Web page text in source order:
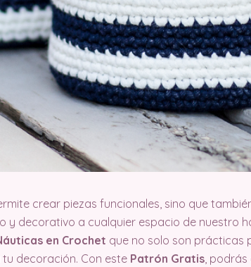
crear piezas funcionales, sino que
y decorativo a cualquier espacio de nuestro
en Crochet que no solo son prácticas
decoración. Con este Patrón Gratis,